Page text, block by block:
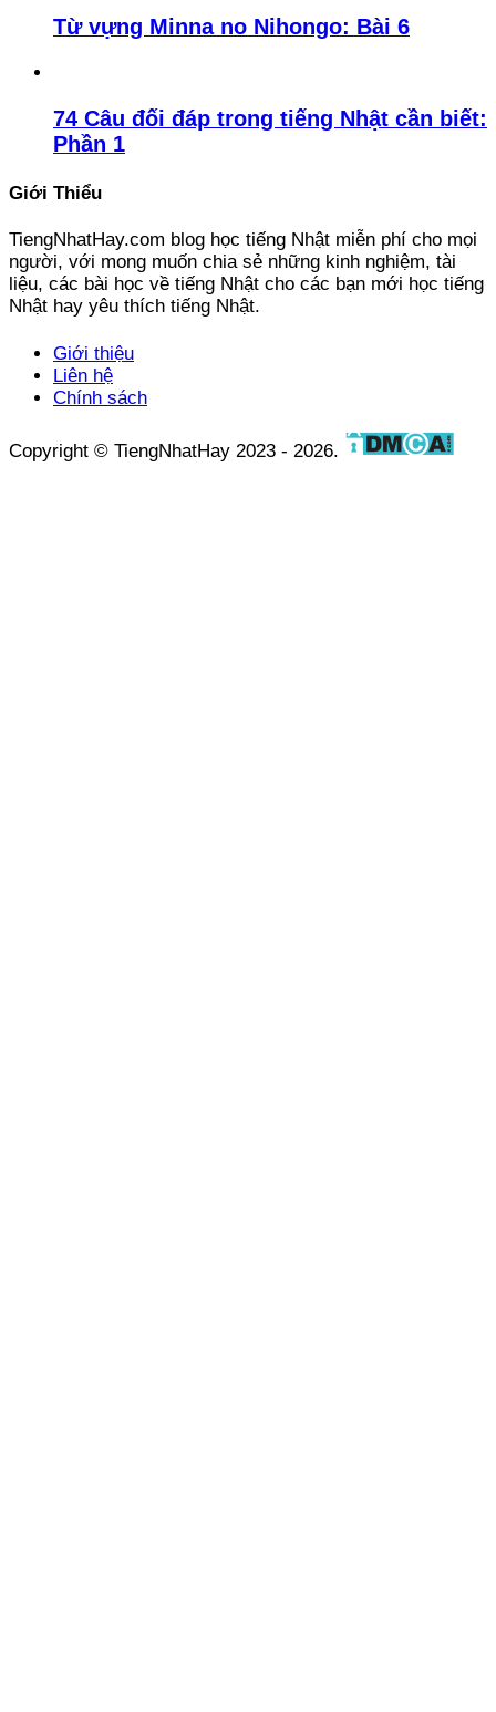
Từ vựng Minna no Nihongo: Bài 6
74 Câu đối đáp trong tiếng Nhật cần biết:
Phần 1
Giới Thiểu
TiengNhatHay.com blog học tiếng Nhật miễn phí cho mọi
người, với mong muốn chia sẻ những kinh nghiệm, tài
liệu, các bài học về tiếng Nhật cho các bạn mới học tiếng
Nhật hay yêu thích tiếng Nhật.
Giới thiệu
Liên hệ
Chính sách
Copyright © TiengNhatHay 2023 - 2026.